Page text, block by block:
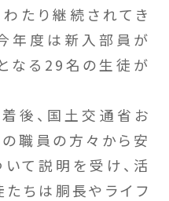
たり継続されてき
年度は新入部員が
なる29名の生徒が
後、国土交通省お
職員の方々から安
て説明を受け、活
たちは胴長やライフ